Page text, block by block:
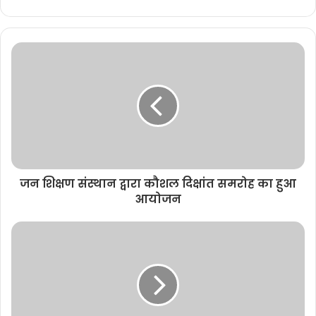
b
s
e
जन शिक्षण संस्थान द्वारा कौशल दिक्षांत समरोह का हुआ
आयोजन